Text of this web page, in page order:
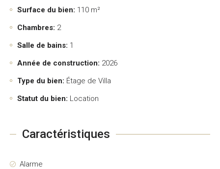
Surface du bien: 110 m²
Chambres: 2
Salle de bains: 1
Année de construction: 2026
Type du bien: Étage de Villa
Statut du bien: Location
Caractéristiques
Alarme